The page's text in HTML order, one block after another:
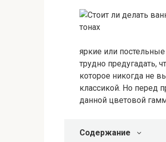
яркие или
трудно предугадать,
которое никогда не
классикой. Но перед
данной цветовой
Содержание